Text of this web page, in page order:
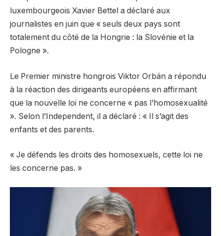
luxembourgeois Xavier Bettel a déclaré aux
journalistes en juin que « seuls deux pays sont
totalement du côté de la Hongrie : la Slovénie et la
Pologne ».
Le Premier ministre hongrois Viktor Orbán a répondu
à la réaction des dirigeants européens en affirmant
que la nouvelle loi ne concerne « pas l’homosexualité
». Selon l’Independent, il a déclaré : « Il s’agit des
enfants et des parents.
« Je défends les droits des homosexuels, cette loi ne
les concerne pas. »